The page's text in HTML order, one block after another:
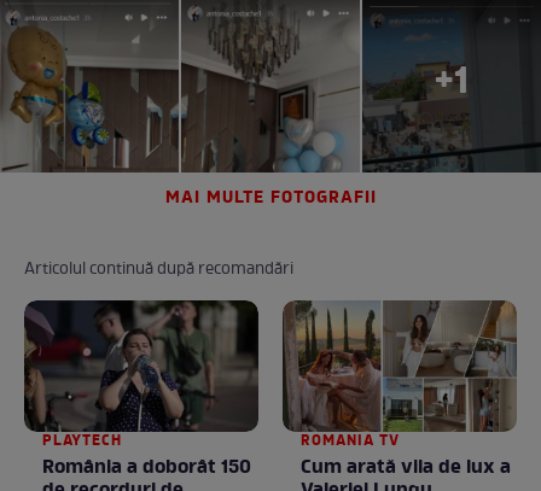
+1
MAI MULTE FOTOGRAFII
Articolul continuă după recomandări
PLAYTECH
România a doborât 150
ROMANIA TV
Cum arată vila de lux a